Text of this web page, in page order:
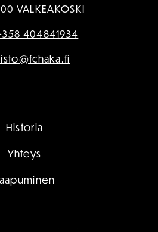
VALKEAKOSKI
404841934
Historia
Yhteys